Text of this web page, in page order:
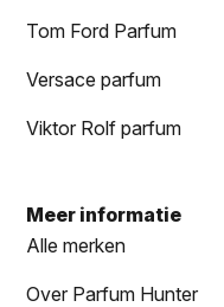
Tom Ford Parfum
Versace parfum
Viktor Rolf parfum
Meer informatie
Alle merken
Over Parfum Hunter